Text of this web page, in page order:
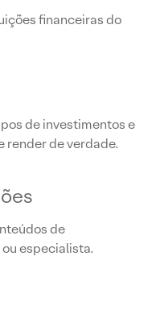
financeiras do
de investimentos e
render de verdade.
de
especialista.